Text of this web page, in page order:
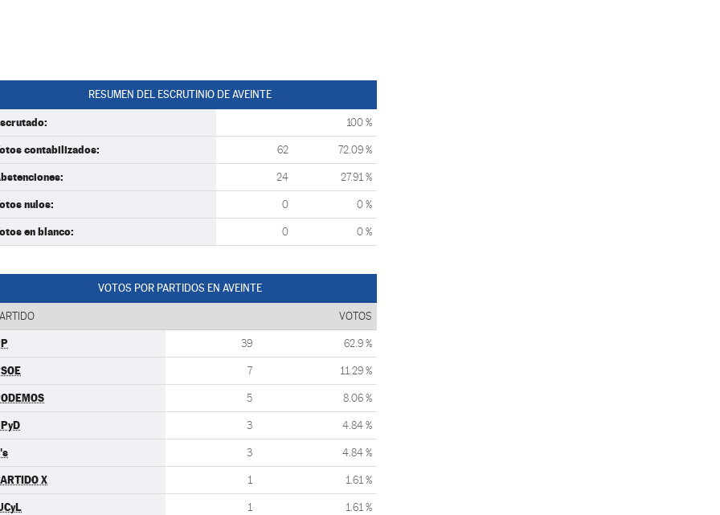
RESUMEN DEL ESCRUTINIO DE AVEINTE
100 %
contabilizados: 62 72.09 %
24 27.91 %
nulos: 0 0 %
en blanco: 0 0 %
VOTOS POR PARTIDOS EN AVEINTE
VOTOS
39 62.9 %
7 11.29 %
5 8.06 %
3 4.84 %
3 4.84 %
X 1 1.61 %
1 1.61 %